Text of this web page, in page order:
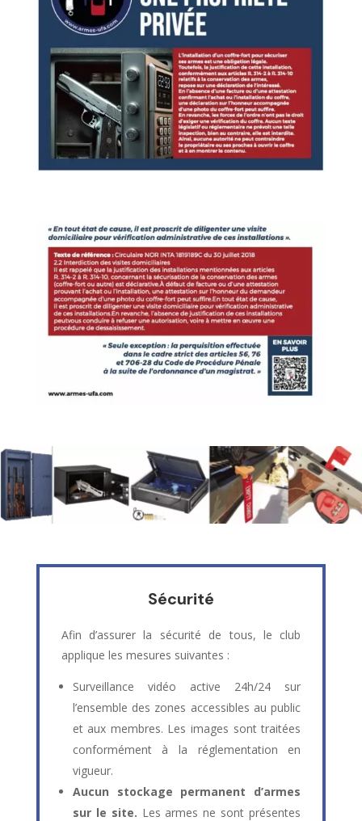
Sécurité
Afin d’assurer la sécurité de tous, le club
applique les mesures suivantes :
Surveillance vidéo active 24h/24 sur
l’ensemble des zones accessibles au public
et aux membres. Les images sont traitées
conformément à la réglementation en
vigueur.
Aucun stockage permanent d’armes
sur le site. Les armes ne sont présentes